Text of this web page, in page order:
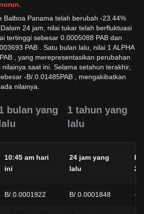
Balboa Panama telah berubah -23.44%
24 jam, nilai tukar telah berfluktuasi
tertinggi sebesar 0.0005088 PAB dan
PAB . Satu bulan lalu, nilai 1 ALPHA
, yang merepresentasikan perubahan
saat ini. Selama setahun terakhir,
-B/. 0.01485PAB , mengakibatkan
nilainya.
bulan yang
lalu
1 tahun yang
lalu
10:45 am hari
ini
24 jam yang
lalu
24j
B/.0.0001922 B/.0.0001848